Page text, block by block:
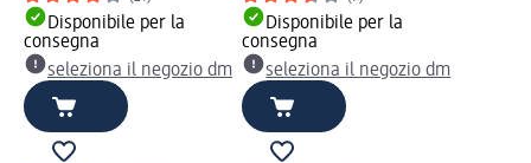
Disponibile per la
consegna
seleziona il negozio dm
Disponibile per la
consegna
seleziona il negozio dm